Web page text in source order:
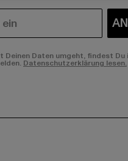
Daten umgeht, findest
Datenschutzerklärung lesen.